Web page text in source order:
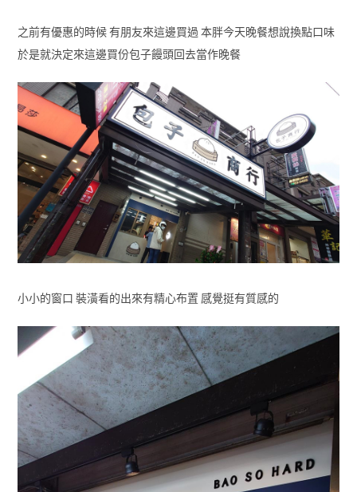
之前有優惠的時候 有朋友來這邊買過 本胖今天晚餐想說換點口味
於是就決定來這邊買份包子饅頭回去當作晚餐
小小的窗口 裝潢看的出來有精心布置 感覺挺有質感的